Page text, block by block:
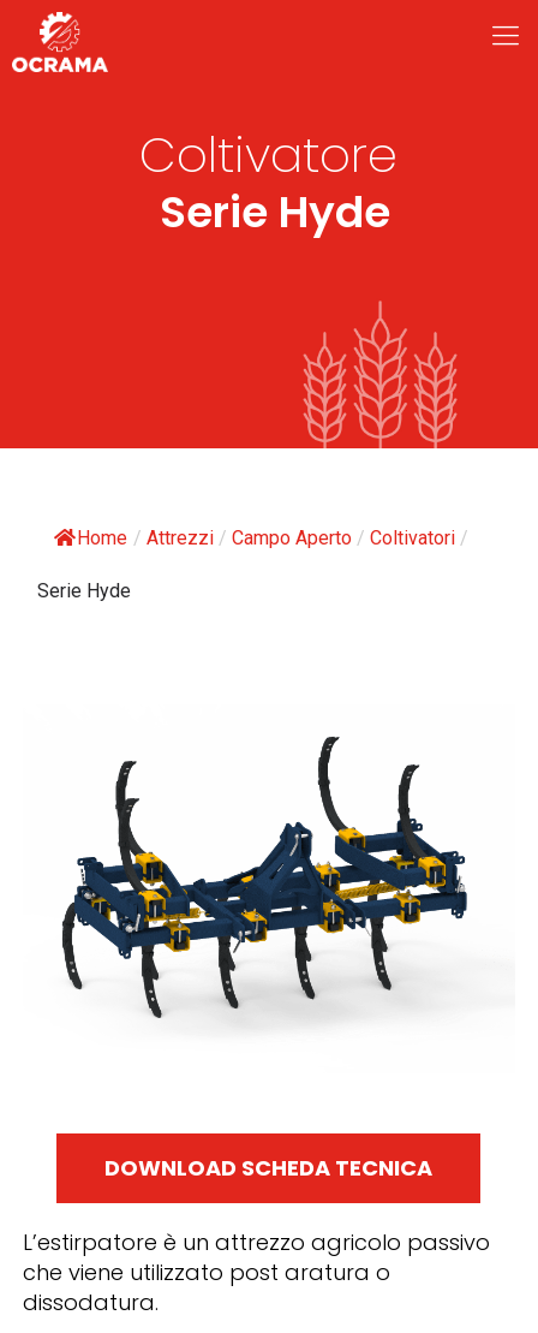
Serie Hyde
Coltivatore
Home / Attrezzi / Campo Aperto / Coltivatori /
Serie Hyde
DOWNLOAD SCHEDA TECNICA
L’estirpatore è un attrezzo agricolo passivo
che viene utilizzato post aratura o
dissodatura.